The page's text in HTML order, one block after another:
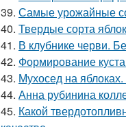
39. Самые урожайные
40. Твердые сорта
41. В клубнике черви.
42. Формирование
43. Мухосед на
44. Анна рубинина
45. Какой